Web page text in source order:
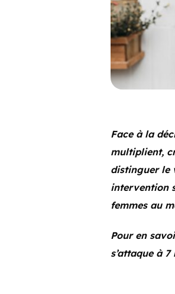
Face à la
multiplient,
distinguer le
intervention
femmes au
Pour en
s’attaque à